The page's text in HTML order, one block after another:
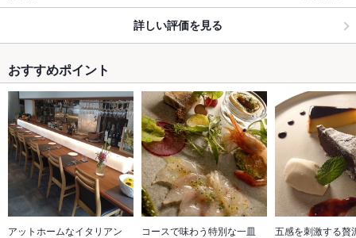
詳しい評価を見る
おすすめポイント
アットホームなイタリアン コースで味わう特別な一皿 五感を刺激する贅